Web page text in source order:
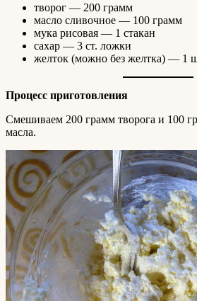
творог — 200 грамм
масло сливочное — 100 грамм
мука рисовая — 1 стакан
сахар — 3 ст. ложки
желток (можно без желтка) — 1
Процесс приготовления
Смешиваем 200 грамм творога и 100
масла.